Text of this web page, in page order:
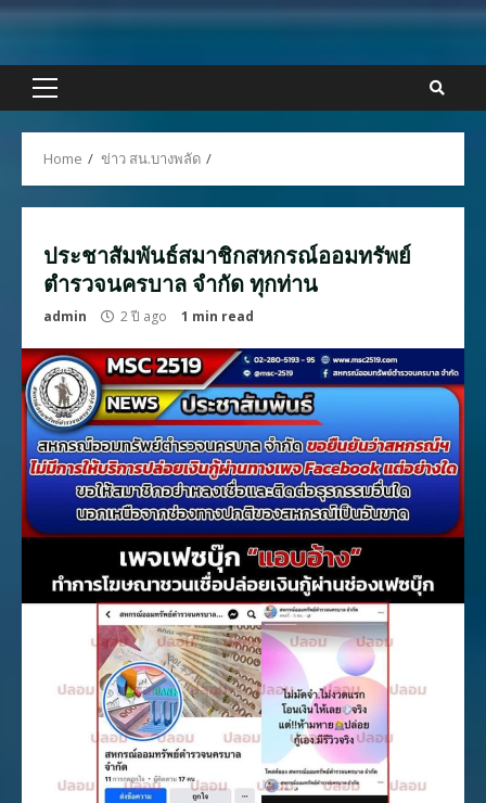
Skip
content
Primary
Home ข่าว สน.บางพลัด
ประชาสัมพันธ์สมาชิกสหกรณ์ออมทรัพย์
ตำรวจนครบาล จำกัด ทุกท่าน
admin 2 ปี ago 1 min read